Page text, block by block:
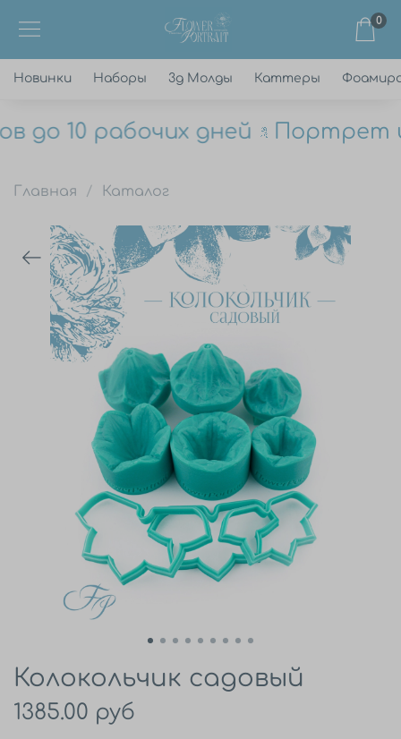
0
Новинки Наборы 3д Молды Каттеры
до 10 рабочих дней Портрет
Главная Каталог
Колокольчик садовый
1385.00 руб